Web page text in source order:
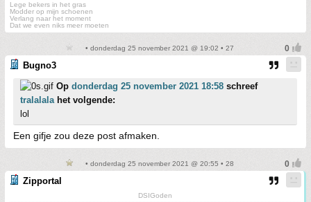
Lege bekers in het gras
Modder op mijn schoenen
Verlang naar het moment
Dat we even niks meer moeten
• donderdag 25 november 2021 @ 19:02 • 27
Bugno3
Op donderdag 25 november 2021 18:58 schreef
tralalalahet volgende:
lol
Een gifje zou deze post afmaken.
• donderdag 25 november 2021 @ 20:55 • 28
Zipportal
DSIGoden